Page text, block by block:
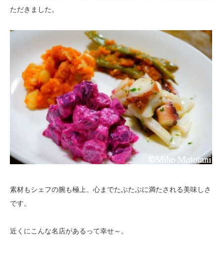
ただきました。
素材もシェフの腕も極上、心までたぷたぷに満たされる美味しさ
です。
近くにこんな名店があるって幸せ～。